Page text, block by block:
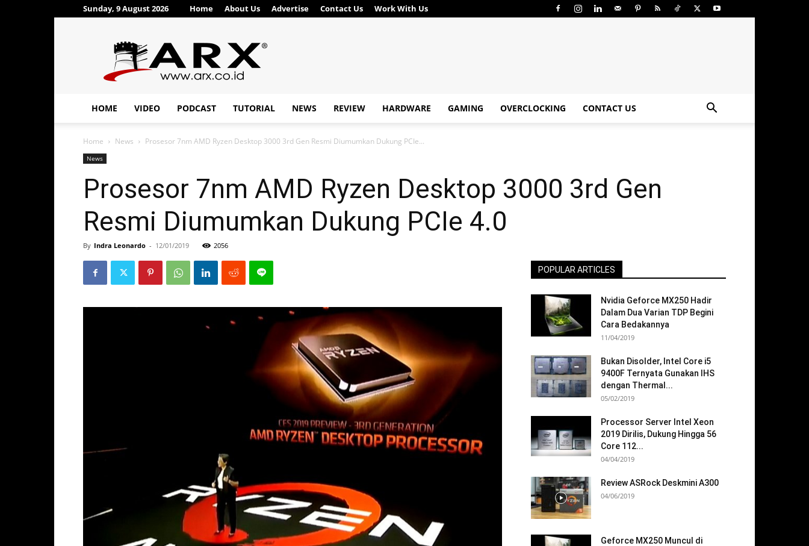
Sunday, 9 August 2026 Home About Us Advertise Contact Us Work With Us
ARX®
HOME VIDEO PODCAST TUTORIAL NEWS REVIEW HARDWARE GAMING OVERCLOCKING CONTACT US
Home News Prosesor 7nm AMD Ryzen Desktop 3000 3rd Gen Resmi Diumumkan Dukung PCIe...
News
Prosesor 7nm AMD Ryzen Desktop 3000 3rd Gen
Resmi Diumumkan Dukung PCIe 4.0
By Indra Leonardo - 12/01/2019 2056
POPULAR ARTICLES
Nvidia Geforce MX250 Hadir
Dalam Dua Varian TDP Begini
Cara Bedakannya
11/04/2019
Bukan Disolder, Intel Core i5
9400F Ternyata Gunakan IHS
dengan Thermal...
05/02/2019
Processor Server Intel Xeon
2019 Dirilis, Dukung Hingga 56
Core 112...
04/04/2019
Review ASRock Deskmini A300
04/06/2019
Geforce MX250 Muncul di